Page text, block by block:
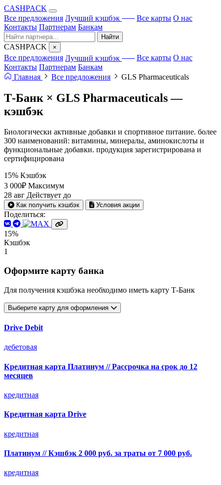
CASHPACK
Все предложения Лучший кэшбэк Все карты О нас
Контакты Партнерам Банкам
Найти
CASHPACK ×
Все предложения Лучший кэшбэк Все карты О нас
Контакты Партнерам Банкам
Главная
Все предложения GLS Pharmaceuticals
Т-Банк × GLS Pharmaceuticals —
кэшбэк
Биологически активные добавки и спортивное питание. более
300 наименований: витамины, минералы, аминокислоты и
функциональные добавки. продукция зарегистрирована и
сертифицирована
15% Кэшбэк
3 000₽ Максимум
28 авг Действует до
Как получить кэшбэк Условия акции
Поделиться:
15%
Кэшбэк
1
Оформите карту банка
Для получения кэшбэка необходимо иметь карту Т-Банк
Выберите карту для оформления
Drive Debit
дебетовая
Кредитная карта Платинум // Рассрочка на срок до 12
месяцев
кредитная
Кредитная карта Drive
кредитная
Платинум // Кэшбэк 2 000 руб. за траты от 7 000 руб.
кредитная